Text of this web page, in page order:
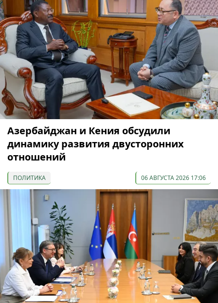
Азербайджан и Кения обсудили
динамику развития двусторонних
отношений
ПОЛИТИКА 06 АВГУСТА 2026 17:06